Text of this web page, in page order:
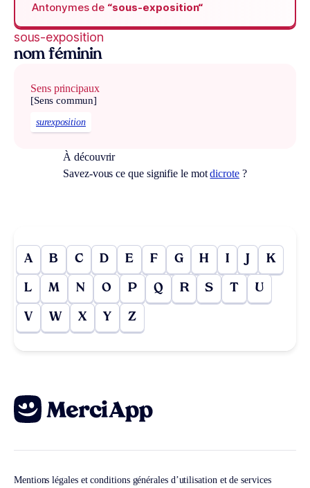
Antonymes de “sous-exposition“
sous-exposition
nom féminin
Sens principaux
[Sens commun]
surexposition
À découvrir
Savez-vous ce que signifie le motdicrote?
A B C D E F G H I J K
L M N O P Q R S T U
V W X Y Z
Mentions légales et conditions générales d’utilisation et de services